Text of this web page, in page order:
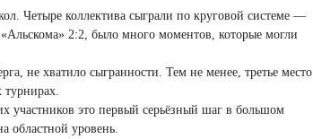
Четыре коллектива сыграли по круговой системе —
2:2, было много моментов, которые могли
не хватило сыгранности. Тем не менее, третье место
турнирах.
это первый серьёзный шаг в большом
областной уровень.